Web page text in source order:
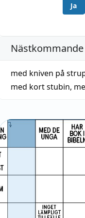
Ja
med kniven på
med kort stubin,